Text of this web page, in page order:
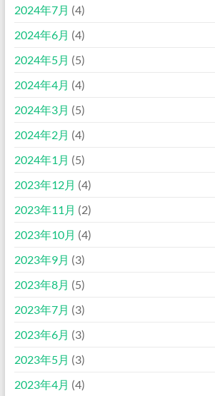
2024年7月 (4)
2024年6月 (4)
2024年5月 (5)
2024年4月 (4)
2024年3月 (5)
2024年2月 (4)
2024年1月 (5)
2023年12月 (4)
2023年11月 (2)
2023年10月 (4)
2023年9月 (3)
2023年8月 (5)
2023年7月 (3)
2023年6月 (3)
2023年5月 (3)
2023年4月 (4)